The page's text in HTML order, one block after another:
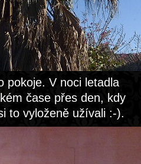
pokoje. V noci letadla
čase přes den, kdy
to vyloženě užívali :-).